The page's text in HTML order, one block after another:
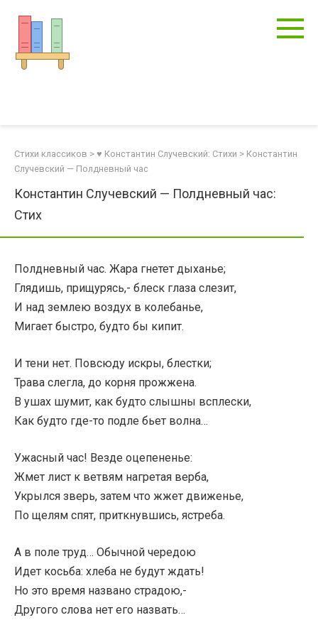
контенту
Стихи классиков > ♥ Константин Случевский: Стихи > Константин
Случевский — Полдневный час
Константин Случевский — Полдневный час:
Стих
Полдневный час. Жара гнетет дыханье;
Глядишь, прищурясь,- блеск глаза слезит,
И над землею воздух в колебанье,
Мигает быстро, будто бы кипит.
И тени нет. Повсюду искры, блестки;
Трава слегла, до корня прожжена.
В ушах шумит, как будто слышны всплески,
Как будто где-то подле бьет волна…
Ужасный час! Везде оцепененье:
Жмет лист к ветвям нагретая верба,
Укрылся зверь, затем что жжет движенье,
По щелям спят, приткнувшись, ястреба.
А в поле труд… Обычной чередою
Идет косьба: хлеба не будут ждать!
Но это время названо страдою,-
Другого слова нет его назвать…